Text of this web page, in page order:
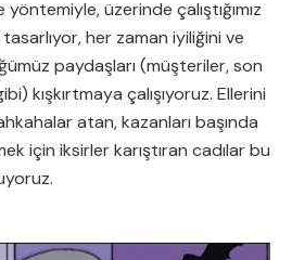
üzerinde çalıştığımız
her zaman iyiliğini ve
paydaşları (müşteriler, son
kışkırtmaya çalışıyoruz. Ellerini
atan, kazanları başında
için iksirler karıştıran cadılar bu